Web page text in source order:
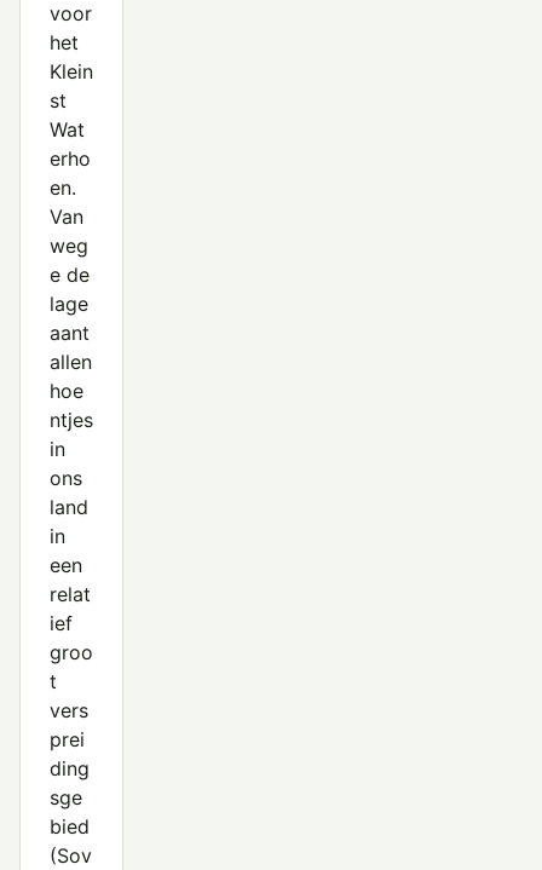
voor
het
Klein
st
Wat
erho
en.
Van
weg
e de
lage
aant
allen
hoe
ntjes
in
ons
land
in
een
relat
ief
groo
t
vers
prei
ding
sge
bied
(Sov